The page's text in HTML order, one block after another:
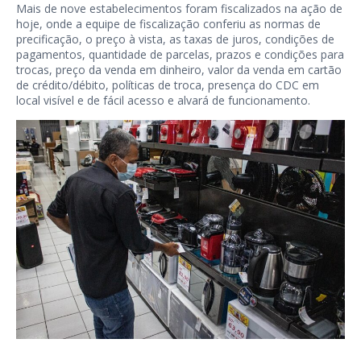
Mais de nove estabelecimentos foram fiscalizados na ação de
hoje, onde a equipe de fiscalização conferiu as normas de
precificação, o preço à vista, as taxas de juros, condições de
pagamentos, quantidade de parcelas, prazos e condições para
trocas, preço da venda em dinheiro, valor da venda em cartão
de crédito/débito, políticas de troca, presença do CDC em
local visível e de fácil acesso e alvará de funcionamento.